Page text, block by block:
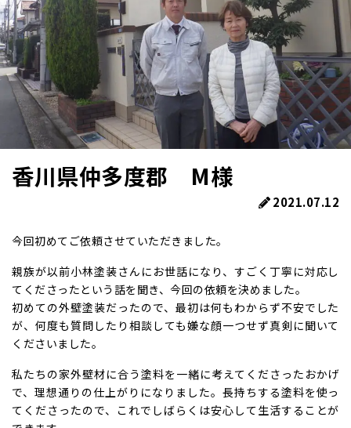
香川県仲多度郡 M様
2021.07.12
今回初めてご依頼させていただきました。
親族が以前小林塗装さんにお世話になり、すごく丁寧に対応し
てくださったという話を聞き、今回の依頼を決めました。
初めての外壁塗装だったので、最初は何もわからず不安でした
が、何度も質問したり相談しても嫌な顔一つせず真剣に聞いて
くださいました。
私たちの家外壁材に合う塗料を一緒に考えてくださったおかげ
で、理想通りの仕上がりになりました。長持ちする塗料を使っ
てくださったので、これでしばらくは安心して生活することが